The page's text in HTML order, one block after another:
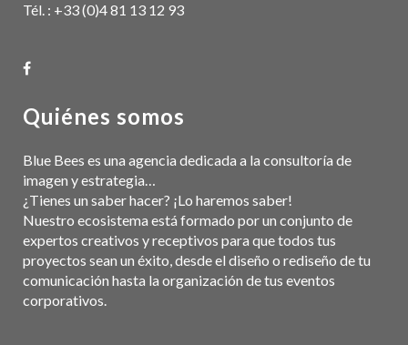
Tél. : +33 (0)4 81 13 12 93
Quiénes somos
Blue Bees es una agencia dedicada a la consultoría de
imagen y estrategia…
¿Tienes un saber hacer? ¡Lo haremos saber!
Nuestro ecosistema está formado por un conjunto de
expertos creativos y receptivos para que todos tus
proyectos sean un éxito, desde el diseño o rediseño de tu
comunicación hasta la organización de tus eventos
corporativos.